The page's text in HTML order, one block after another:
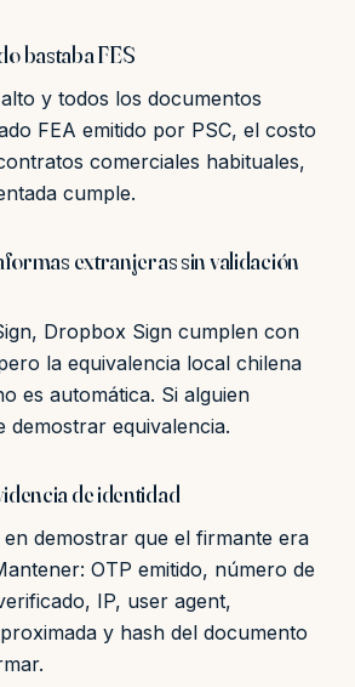
bastaba FES
y todos los documentos
FEA emitido por PSC, el costo
comerciales habituales,
cumple.
extranjeras sin validación
Dropbox Sign cumplen con
la equivalencia local chilena
es automática. Si alguien
demostrar equivalencia.
de identidad
en demostrar que el firmante era
OTP emitido, número de
IP, user agent,
y hash del documento